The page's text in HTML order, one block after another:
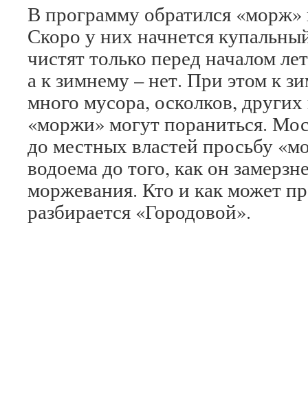
В программу обратился
Скоро у них начнется
чистят только перед началом
а к зимнему – нет. При этом к
много мусора, осколков,
«моржи» могут пораниться.
до местных властей просьбу
водоема до того, как он
моржевания. Кто и как может
разбирается «Городовой».